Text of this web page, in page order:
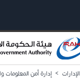
الإدارات > إدارة أمن المعلومات